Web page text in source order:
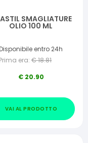
SMAGLIATURE
OLIO 100 ML
entro 24h
Prima era: €18.81
€ 20.90
VAI AL PRODOTTO